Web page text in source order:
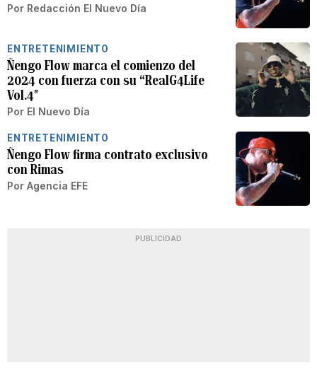
Por Redacción El Nuevo Día
ENTRETENIMIENTO
Ñengo Flow marca el comienzo del
2024 con fuerza con su “RealG4Life
Vol.4″
Por El Nuevo Día
ENTRETENIMIENTO
Ñengo Flow firma contrato exclusivo
con Rimas
Por Agencia EFE
PUBLICIDAD